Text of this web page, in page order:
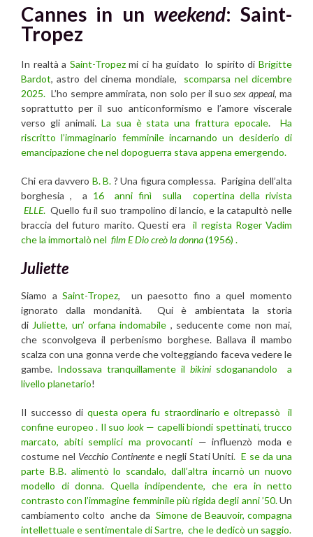
Cannes in un weekend: Saint-
Tropez
In realtà a Saint-Tropezmi ci ha guidato lo spirito di Brigitte
Bardot, astro del cinema mondiale,
scomparsa nel dicembre
2025. L’ho sempre ammirata, non solo per il suosex appeal, ma
soprattutto per il suo anticonformismo e l’amore viscerale
verso gli animali. La sua è stata una frattura epocale.Ha
riscritto l’immaginario femminile incarnando un desiderio di
emancipazione che nel dopoguerra stava appena emergendo.
Chi era davvero B. B. ? Una figura complessa. Parigina dell’alta
borghesia , a 16 anni finì sulla copertina della rivista
ELLE. Quello fu il suo trampolino di lancio, e la catapultò nelle
braccia del futuro marito. Questi erail regista Roger Vadim
che la immortalò nel film E Dio creò la donna(1956) .
Juliette
Siamo aSaint-Tropez, un paesotto fino a quel momento
ignorato dalla mondanità. Qui è ambientata la storia
di Juliette, un’ orfana indomabile , seducente come non mai,
che sconvolgeva il perbenismo borghese. Ballava il mambo
scalza con una gonna verde che volteggiando faceva vedere le
gambe. Indossava tranquillamente il bikini sdoganandolo a
livello planetario!
Il successo di questa opera fu straordinario e oltrepassò il
confine europeo . Il suo look— capelli biondi spettinati, trucco
marcato, abiti semplici ma provocanti — influenzò moda e
costume nel Vecchio Continentee negli Stati Uniti. E se da una
parte B.B. alimentò lo scandalo, dall’altra incarnò un nuovo
modello di donna. Quella indipendente, che era in netto
contrasto con l’immagine femminile più rigida degli anni ’50.Un
cambiamento colto anche da Simone de Beauvoir, compagna
intellettuale e sentimentale di Sartre, che le dedicò un saggio.